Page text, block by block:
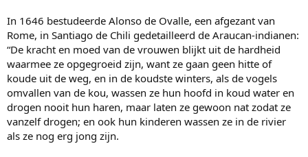
In 1646 bestudeerde Alonso de Ovalle, een afgezant van
Rome, in Santiago de Chili gedetailleerd de Araucan-indianen:
“De kracht en moed van de vrouwen blijkt uit de hardheid
waarmee ze opgegroeid zijn, want ze gaan geen hitte of
koude uit de weg, en in de koudste winters, als de vogels
omvallen van de kou, wassen ze hun hoofd in koud water en
drogen nooit hun haren, maar laten ze gewoon nat zodat ze
vanzelf drogen; en ook hun kinderen wassen ze in de rivier
als ze nog erg jong zijn.